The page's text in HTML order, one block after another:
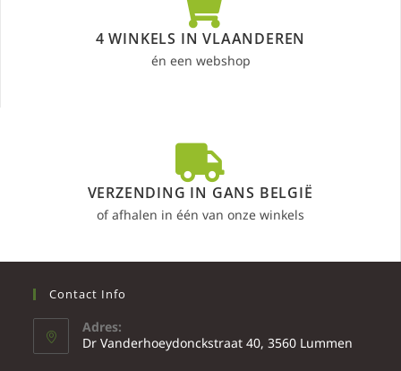
4 WINKELS IN VLAANDEREN
én een webshop
VERZENDING IN GANS BELGIË
of afhalen in één van onze winkels
Contact Info
Adres:
Dr Vanderhoeydonckstraat 40, 3560 Lummen